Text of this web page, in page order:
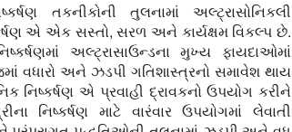
તકનીકોની તુલનામાં અલ્ટ્રાસોનિકલી
એ એક સસ્તો, સરળ અને કાર્યક્ષમ વિકલ્પ છે.
અલ્ટ્રાસાઉન્ડના મુખ્ય ફાયદાઓમાં
વધારો અને ઝડપી ગતિશાસ્ત્રનો સમાવેશ થાય
નિષ્કર્ષણ એ પ્રવાહી દ્રાવકનો ઉપયોગ કરીને
નિષ્કર્ષણ માટે વારંવાર ઉપયોગમાં લેવાતી